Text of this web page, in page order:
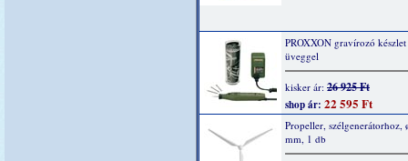
PROXXON gravírozó
üveggel
kisker ár: 26 925 Ft
shop ár: 22 595 Ft
Propeller, szélgenerátorhoz,
mm, 1 db